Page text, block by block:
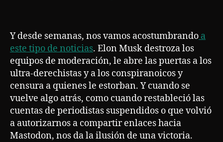
Y desde semanas, nos vamos acostumbrando a
este tipo de noticias. Elon Musk destroza los
equipos de moderación, le abre las puertas a los
ultra-derechistas y a los conspiranoicos y
censura a quienes le estorban. Y cuando se
vuelve algo atrás, como cuando restableció las
cuentas de periodistas suspendidos o que volvió
a autorizarnos a compartir enlaces hacia
Mastodon, nos da la ilusión de una victoria.